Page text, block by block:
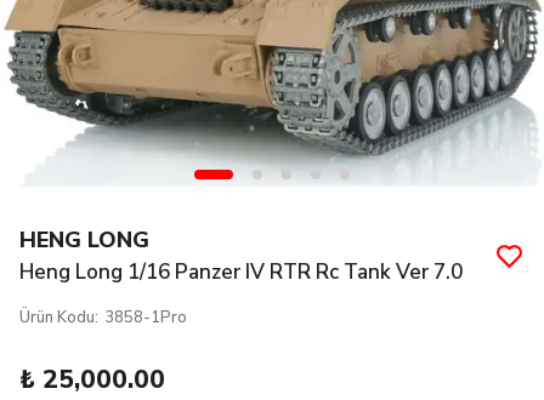
HENG LONG
Heng Long 1/16 Panzer IV RTR Rc Tank Ver 7.0
Ürün Kodu: 3858-1Pro
₺ 25,000.00